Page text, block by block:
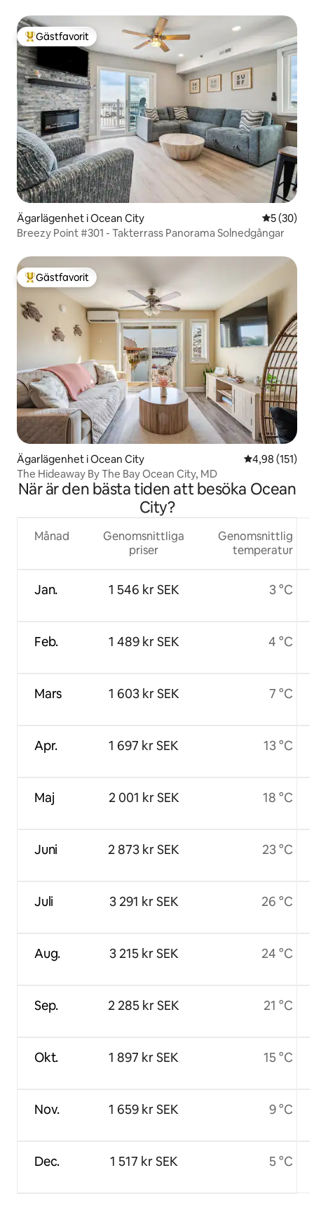
Populär gästfavorit
Gästfavorit
Ägarlägenhet i Ocean City 5 av 5 i
5 (30)
Breezy Point #301 - Takterrass Panorama Solnedgångar
Populär gästfavorit
Gästfavorit
Ägarlägenhet i Ocean City 4,98 av 5 i
4,98 (151)
The Hideaway By The Bay Ocean City, MD
När är den bästa tiden att besöka Ocean
City?
Månad
Jan.
Feb.
Mars
Apr.
Maj
Juni
Juli
Aug.
Sep.
Okt.
Nov.
Dec.
Genomsnittliga
priser
1 546 kr SEK
1 489 kr SEK
1 603 kr SEK
1 697 kr SEK
2 001 kr SEK
2 873 kr SEK
3 291 kr SEK
3 215 kr SEK
2 285 kr SEK
1 897 kr SEK
1 659 kr SEK
1 517 kr SEK
Genomsnittlig
temperatur
3 °C
4 °C
7 °C
13 °C
18 °C
23 °C
26 °C
24 °C
21 °C
15 °C
9 °C
5 °C